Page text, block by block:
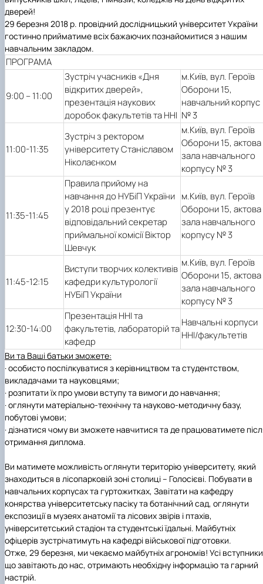
Підручники, навчальні посібники та
Наукові публікації студентів
дверей!
29 березня 2018 р. провідний дослідницький університет України
гостинно прийматиме всіх бажаючих познайомитися з нашим
навчальним закладом.
ПРОГРАМА
9:00 – 11:00
Зустріч учасників «Дня
відкритих дверей»,
презентація наукових
доробок факультетів та ННІ
м.Київ, вул. Героїв
Оборони 15,
навчальний корпус
№ 3
11:00-11:35
Зустріч з ректором
університету Станіславом
Ніколаєнком
м.Київ, вул. Героїв
Оборони 15, актова
зала навчального
корпусу № 3
11:35-11:45
Правила прийому на
навчання до НУБіП України
у 2018 році презентує
відповідальний секретар
приймальної комісії Віктор
Шевчук
м.Київ, вул. Героїв
Оборони 15, актова
зала навчального
корпусу № 3
11:45-12:15
Виступи творчих колективів
кафедри культурології
НУБіП України
м.Київ, вул. Героїв
Оборони 15, актова
зала навчального
корпусу № 3
12:30-14:00
Презентація ННІ та
факультетів, лабораторій та
кафедр
Навчальні корпуси
ННІ/факультетів
Ви та Ваші батьки зможете:
·особисто поспілкуватися з керівництвом та студентством,
викладачами та науковцями;
· розпитати їх про умови вступу та вимоги до навчання;
·оглянути матеріально-технічну та науково-методичну базу,
побутові умови;
·дізнатися чому ви зможете навчитися та де працюватимете
отримання диплома.
Ви матимете можливість оглянути територію університету, який
знаходиться в лісопарковій зоні столиці – Голосієві. Побувати в
навчальних корпусах та гуртожитках, Завітати на кафедру
конярства університетську пасіку та ботанічний сад, оглянути
експозиції в музеях анатомії та лісових звірів і птахів,
університетський стадіон та студентські їдальні. Майбутніх
офіцерів зустрічатимуть на кафедрі військової підготовки.
Отже, 29 березня, ми чекаємо майбутніх агрономів! Усі
що завітають до нас, отримають необхідну інформацію та гарний
настрій.